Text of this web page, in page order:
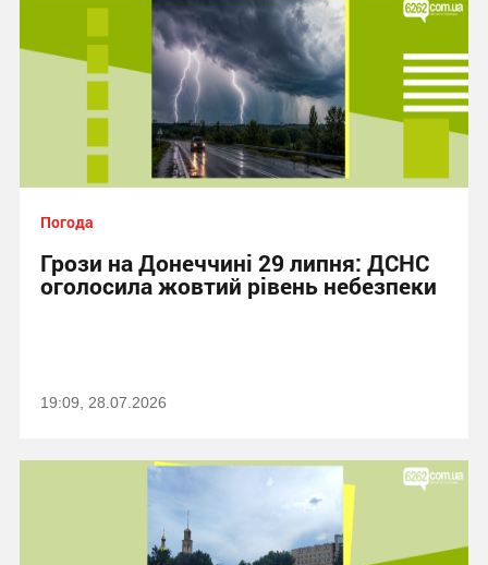
Погода
Грози на Донеччині 29 липня: ДСНС
оголосила жовтий рівень небезпеки
19:09, 28.07.2026